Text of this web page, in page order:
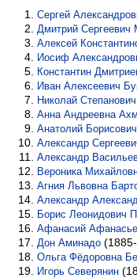
Сергей
Дмитрий Сергеевич
Алексей
Иосиф
Константин
Иван Алексеевич
Николай
Анна Андреевна
Анатолий
Александр
Александр
Вероника
Агния Львовна
Александр
Борис Леонидович
Афанасий
Дон Аминадо
Ольга Фёдоровна
Игорь Северянин